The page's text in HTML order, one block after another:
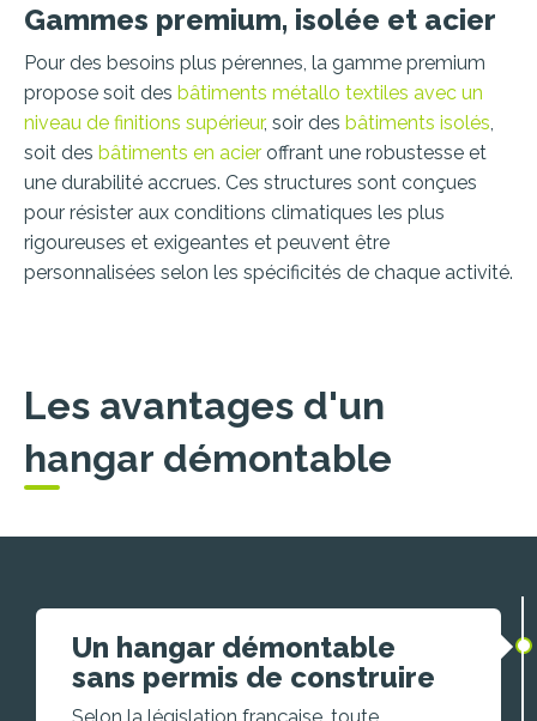
Gammes premium, isolée et acier
Pour des besoins plus pérennes, la gamme premium
propose soit des bâtiments métallo textiles avec un
niveau de finitions supérieur, soir des bâtiments isolés,
soit des bâtiments en acier offrant une robustesse et
une durabilité accrues. Ces structures sont conçues
pour résister aux conditions climatiques les plus
rigoureuses et exigeantes et peuvent être
personnalisées selon les spécificités de chaque activité.
Les avantages d'un
hangar démontable
Un hangar démontable
sans permis de construire
Selon la législation française, toute